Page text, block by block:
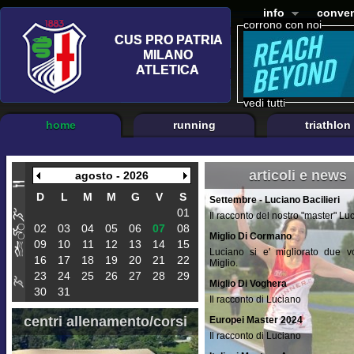
corrono con noi
vedi tutti
info
home running triathlon
agosto - 2026
D
L M M G V
S
01
02
03 04 05 06 07
08
09
10 11 12 13 14
15
16
17 18 19 20 21
22
23
24 25 26 27 28
29
30
31
articoli e news
Settembre - Luciano Bacilieri
Il racconto del nostro "master"
Miglio Di Cormano
Luciano si e' migliorato due
Miglio.
Miglio Di Voghera
Il racconto di Luciano
Europei Master 2024
Il racconto di Luciano
centri allenamento/corsi